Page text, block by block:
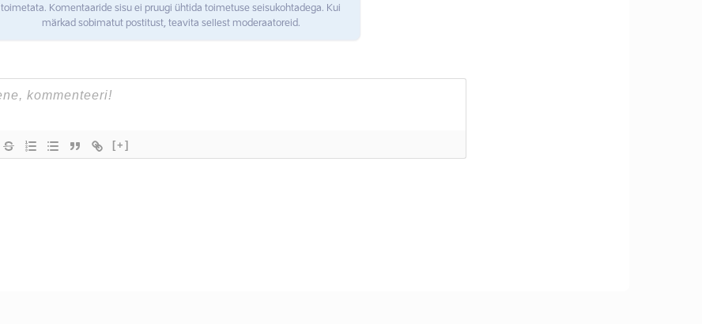
toimetata. Komentaaride sisu ei pruugi ühtida toimetuse seisukohtadega. Kui
märkad sobimatut postitust, teavita sellest moderaatoreid.
[+]